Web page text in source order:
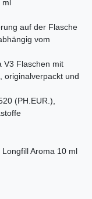
auf der Flasche
vom
V3 Flaschen mit
originalverpackt und
(PH.EUR.),
Aroma 10 ml